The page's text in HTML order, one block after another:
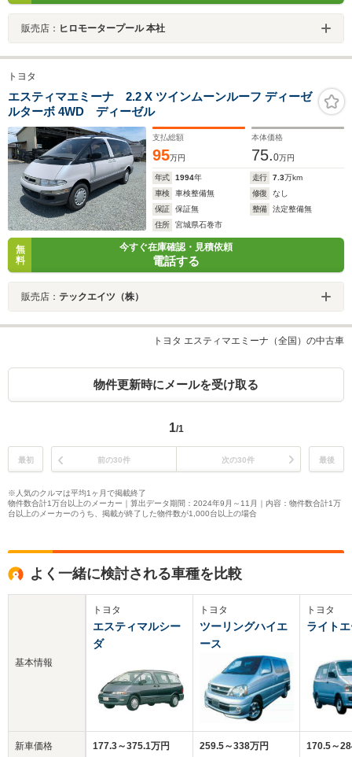
販売店： ヒロモータープール 本社
トヨタ
エスティマエミーナ 2.2 X ツインムーンルーフ ディーゼ
ルターボ 4WD ディーゼル
支払総額
95万円
本体価格
75.0万円
年式 1994年 走行 7.3万km
車検
車検整備無 修復
なし
保証
保証無 整備
法定整備無
住所
宮城県石巻市
無
料
今すぐ在庫確認・見積依頼
電話する
販売店： テックエイツ（株）
トヨタ エスティマエミーナ（全国）の中古車
物件更新時にメールを受け取る
1/1
最初 前の30件 次の30件 最後
※人気のクルマは平均1ヶ月で掲載終了
物件数合計1万台以上のメーカー｜算出データ期間：2024年9月～11月｜内容：物件数合計1万
台以上のメーカーのうち、掲載が終了した物件数が1,000台以上の場合
よく一緒に検討される車種を比較
基本情報
新車価格
トヨタ
エスティマルシー
ダ
177.3～375.1万円
トヨタ
ツーリングハイエ
ース
259.5～338万円
トヨタ
ライト
170.5～